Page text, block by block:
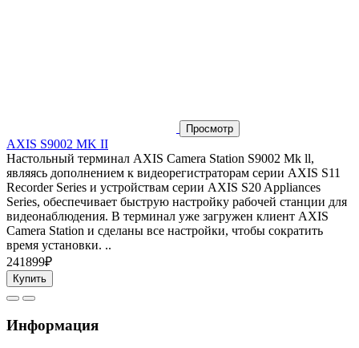
Просмотр
AXIS S9002 MK II
Настольный терминал AXIS Camera Station S9002 Mk ll,
являясь дополнением к видеорегистраторам серии AXIS S11
Recorder Series и устройствам серии AXIS S20 Appliances
Series, обеспечивает быструю настройку рабочей станции для
видеонаблюдения. В терминал уже загружен клиент AXIS
Camera Station и сделаны все настройки, чтобы сократить
время установки. ..
241899₽
Купить
Информация